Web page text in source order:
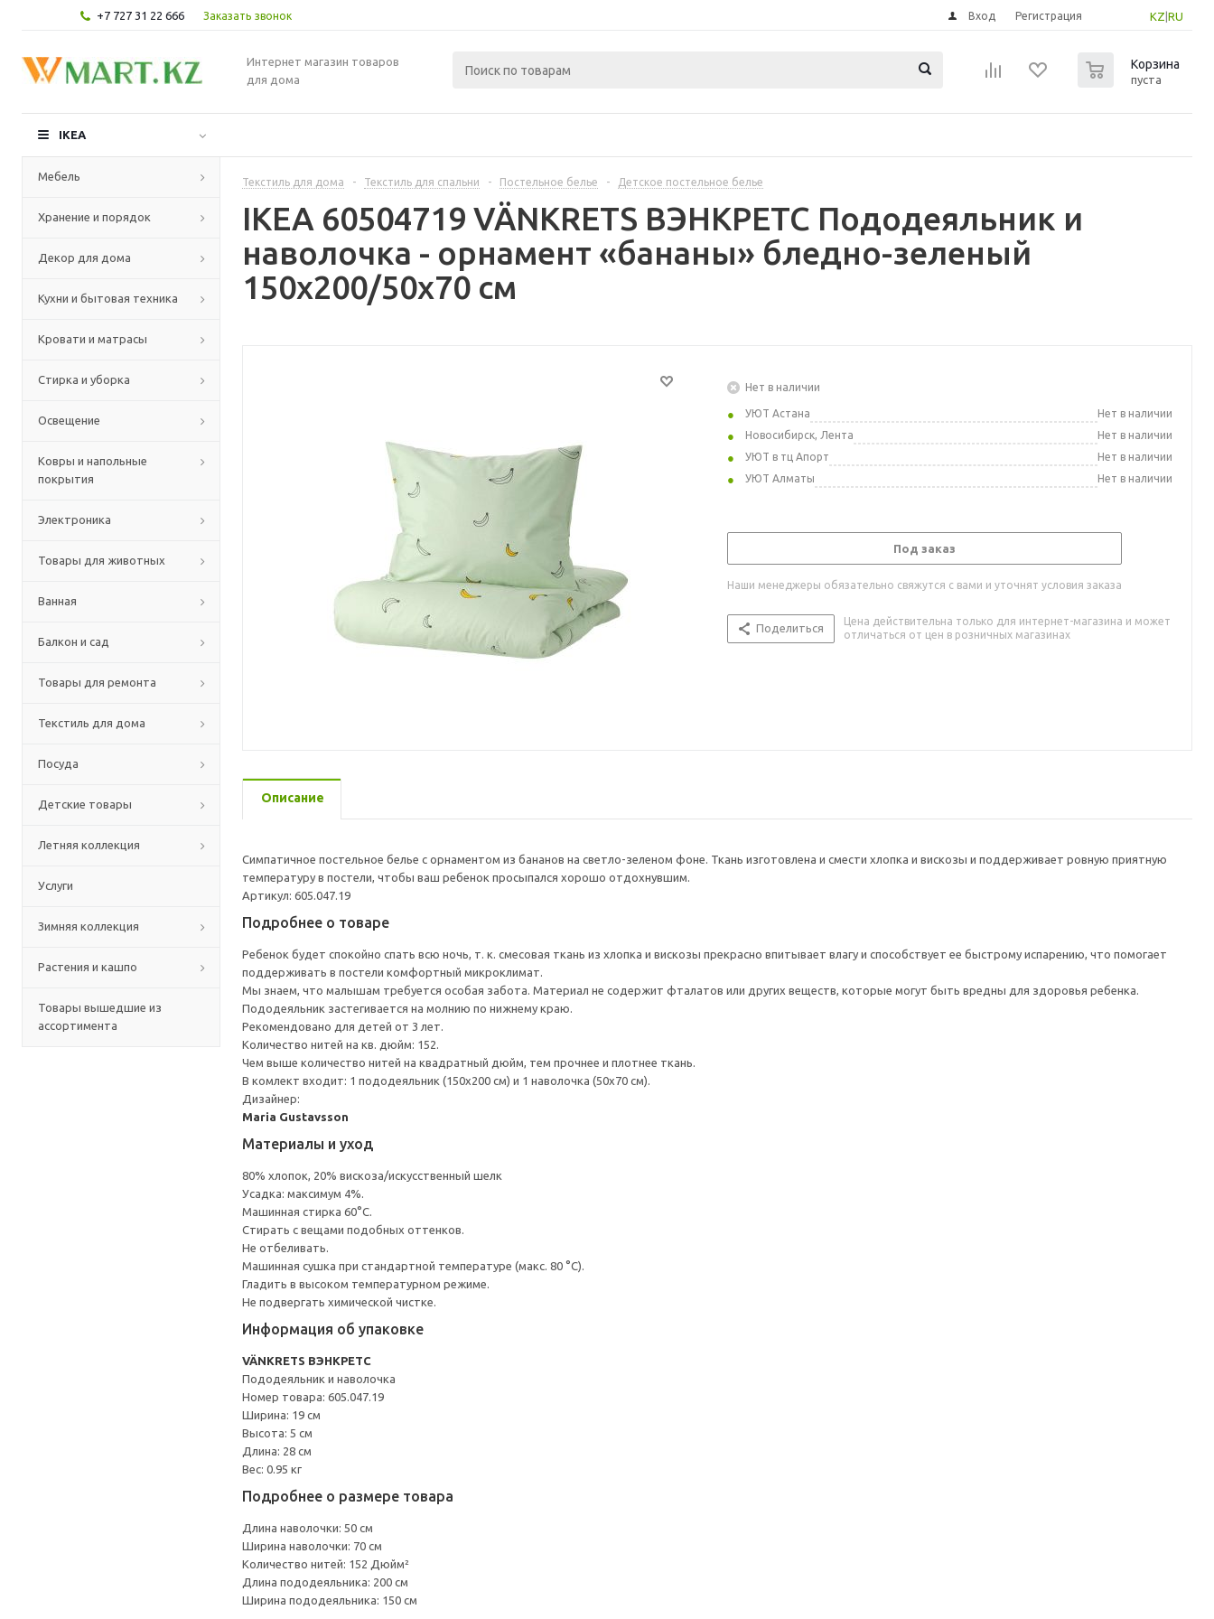
+7 727 31 22 666 Заказать звонок KZ RU
Вход Регистрация
Интернет магазин товаров
для дома
Корзина
пуста
IKEA
Мебель
Хранение и порядок
Декор для дома
Кухни и бытовая техника
Кровати и матрасы
Стирка и уборка
Освещение
Ковры и напольные
покрытия
Электроника
Товары для животных
Ванная
Балкон и сад
Товары для ремонта
Текстиль для дома
Посуда
Детские товары
Летняя коллекция
Услуги
Зимняя коллекция
Растения и кашпо
Товары вышедшие из
ассортимента
Текстиль для дома - Текстиль для спальни - Постельное белье - Детское постельное белье
IKEA 60504719 VÄNKRETS ВЭНКРЕТС Пододеяльник и
наволочка - орнамент «бананы» бледно-зеленый
150x200/50x70 см
Нет в наличии
УЮТ Астана
Нет в наличии
Новосибирск, Лента
Нет в наличии
УЮТ в тц Апорт
Нет в наличии
УЮТ Алматы
Нет в наличии
Под заказ
Наши менеджеры обязательно свяжутся с вами и уточнят условия заказа
Поделиться
Цена действительна только для интернет-магазина и может
отличаться от цен в розничных магазинах
Описание
Симпатичное постельное белье с орнаментом из бананов на светло-зеленом фоне. Ткань изготовлена и смести хлопка и вискозы и поддерживает ровную приятную
температуру в постели, чтобы ваш ребенок просыпался хорошо отдохнувшим.
Артикул: 605.047.19
Подробнее о товаре
Ребенок будет спокойно спать всю ночь, т. к. смесовая ткань из хлопка и вискозы прекрасно впитывает влагу и способствует ее быстрому испарению, что помогает
поддерживать в постели комфортный микроклимат.
Мы знаем, что малышам требуется особая забота. Материал не содержит фталатов или других веществ, которые могут быть вредны для здоровья ребенка.
Пододеяльник застегивается на молнию по нижнему краю.
Рекомендовано для детей от 3 лет.
Количество нитей на кв. дюйм: 152.
Чем выше количество нитей на квадратный дюйм, тем прочнее и плотнее ткань.
В комлект входит: 1 пододеяльник (150x200 см) и 1 наволочка (50x70 см).
Дизайнер:
Maria Gustavsson
Материалы и уход
80% хлопок, 20% вискоза/искусственный шелк
Усадка: максимум 4%.
Машинная стирка 60°С.
Cтирать с вещами подобных оттенков.
Не отбеливать.
Машинная сушка при стандартной температуре (макс. 80 °C).
Гладить в высоком температурном режиме.
Не подвергать химической чистке.
Информация об упаковке
VÄNKRETS ВЭНКРЕТС
Пододеяльник и наволочка
Номер товара: 605.047.19
Ширина: 19 см
Высота: 5 см
Длина: 28 см
Вес: 0.95 кг
Подробнее о размере товара
Длина наволочки: 50 см
Ширина наволочки: 70 см
Количество нитей: 152 Дюйм²
Длина пододеяльника: 200 см
Ширина пододеяльника: 150 см